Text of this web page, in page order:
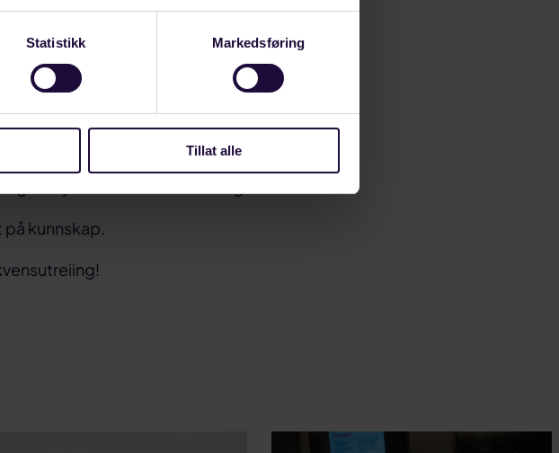
Statistikk Markedsføring
Tillat alle
meiner
som kan skape sysselsetting av
og ei trygg framtid for alle.
kunnskap.